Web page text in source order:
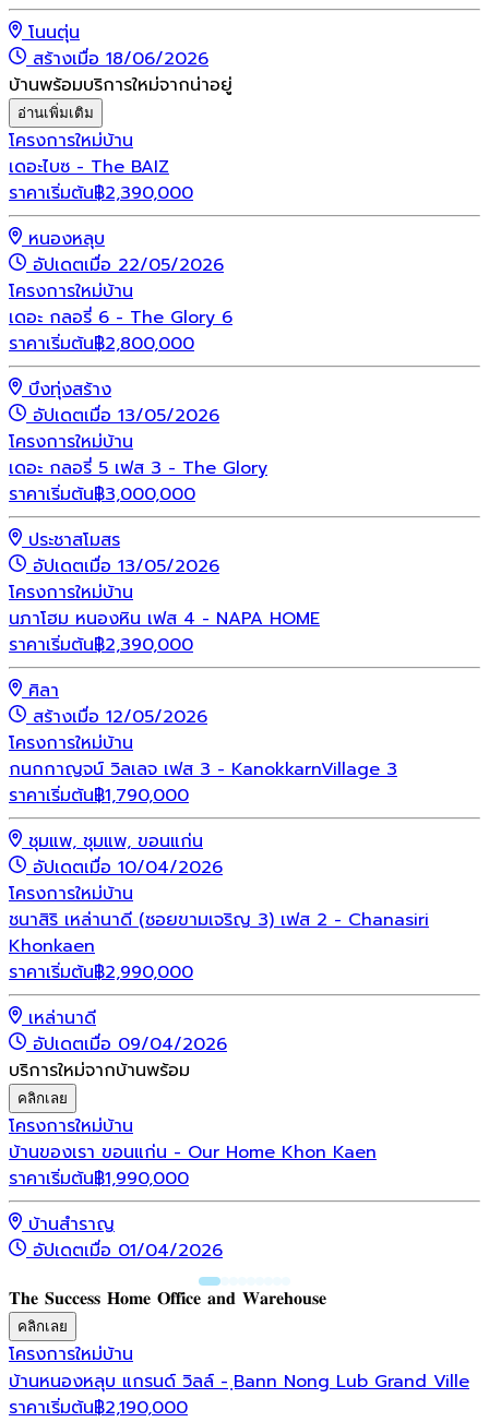
โนนตุ่น
สร้างเมื่อ 18/06/2026
บ้านพร้อมบริการใหม่จากน่าอยู่
อ่านเพิ่มเติม
โครงการใหม่บ้าน
เดอะไบซ - The BAIZ
ราคาเริ่มต้น฿2,390,000
หนองหลุบ
อัปเดตเมื่อ 22/05/2026
โครงการใหม่บ้าน
เดอะ กลอรี่ 6 - The Glory 6
ราคาเริ่มต้น฿2,800,000
บึงทุ่งสร้าง
อัปเดตเมื่อ 13/05/2026
โครงการใหม่บ้าน
เดอะ กลอรี่ 5 เฟส 3 - The Glory
ราคาเริ่มต้น฿3,000,000
ประชาสโมสร
อัปเดตเมื่อ 13/05/2026
โครงการใหม่บ้าน
นภาโฮม หนองหิน เฟส 4 - NAPA HOME
ราคาเริ่มต้น฿2,390,000
ศิลา
สร้างเมื่อ 12/05/2026
โครงการใหม่บ้าน
กนกกาญจน์ วิลเลจ เฟส 3 - KanokkarnVillage 3
ราคาเริ่มต้น฿1,790,000
ชุมแพ, ชุมแพ, ขอนแก่น
อัปเดตเมื่อ 10/04/2026
โครงการใหม่บ้าน
ชนาสิริ เหล่านาดี (ซอยขามเจริญ 3) เฟส 2 - Chanasiri
Khonkaen
ราคาเริ่มต้น฿2,990,000
เหล่านาดี
อัปเดตเมื่อ 09/04/2026
บริการใหม่จากบ้านพร้อม
คลิกเลย
โครงการใหม่บ้าน
บ้านของเรา ขอนแก่น - Our Home Khon Kaen
ราคาเริ่มต้น฿1,990,000
บ้านสำราญ
อัปเดตเมื่อ 01/04/2026
𝐓𝐡𝐞 𝐒𝐮𝐜𝐜𝐞𝐬𝐬 𝐇𝐨𝐦𝐞 𝐎𝐟𝐟𝐢𝐜𝐞 𝐚𝐧𝐝 𝐖𝐚𝐫𝐞𝐡𝐨𝐮𝐬𝐞
คลิกเลย
โครงการใหม่บ้าน
บ้านหนองหลุบ แกรนด์ วิลล์ - ฺBann Nong Lub Grand Ville
ราคาเริ่มต้น฿2,190,000